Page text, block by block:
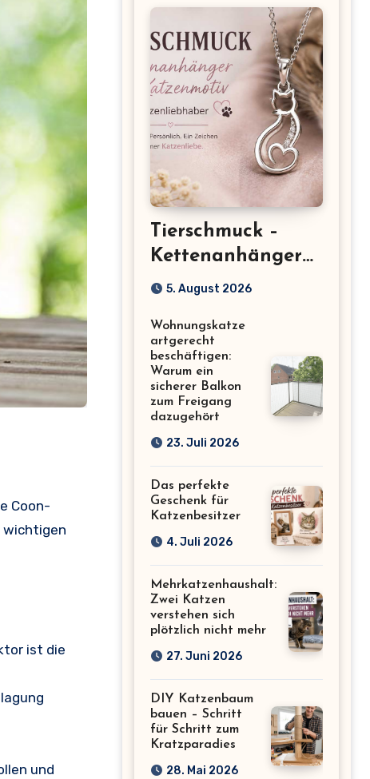
Coon-
wichtigen
ist die
und
Tierschmuck –
Kettenanhänger
mit Katzenmotiv
Katzenliebhaber
5. August 2026
Wohnungskatze
artgerecht
beschäftigen:
Warum ein
sicherer Balkon
zum Freigang
dazugehört
23. Juli 2026
Das perfekte
Geschenk für
Katzenbesitzer
4. Juli 2026
Mehrkatzenhaushalt:
Zwei Katzen
verstehen sich
plötzlich nicht mehr
27. Juni 2026
DIY Katzenbaum
bauen – Schritt
für Schritt zum
Kratzparadies
28. Mai 2026